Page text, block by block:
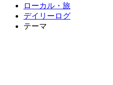
ローカル・旅
デイリーログ
テーマ